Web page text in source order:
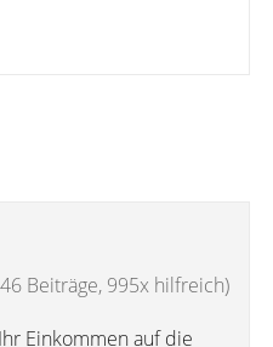
Beiträge, 995x hilfreich)
Einkommen auf die